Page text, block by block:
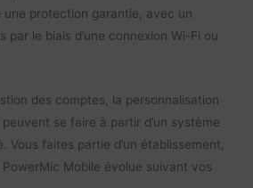
une protection garantie, avec un
le biais d’une connexion Wi-Fi ou
des comptes, la personnalisation
se faire à partir d’un système
Vous faites partie d’un établissement,
PowerMic Mobile évolue suivant vos